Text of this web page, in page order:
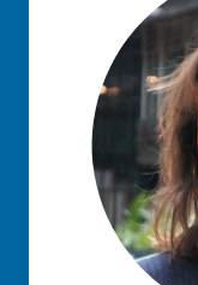
leeg
laten.